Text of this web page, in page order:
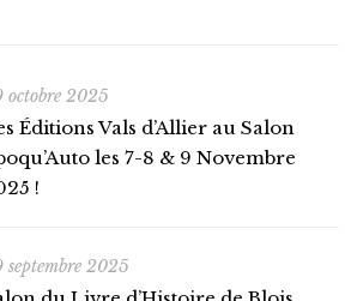
octobre 2025
Éditions Vals d’Allier au Salon
les 7-8 & 9 Novembre
!
septembre 2025